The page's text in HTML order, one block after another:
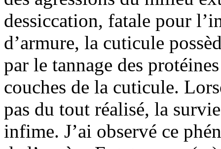
dessiccation, fatale pour
d’armure, la cuticule
par le tannage des
couches de la cuticule.
pas du tout réalisé, la
infime. J’ai observé ce